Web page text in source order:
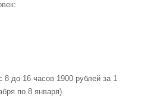
до 16 часов 1900 рублей за 1
по 8 января)